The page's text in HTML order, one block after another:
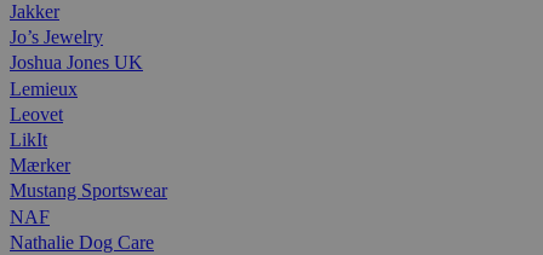
Jakker
Jo’s Jewelry
Joshua Jones UK
Lemieux
Leovet
LikIt
Mærker
Mustang Sportswear
NAF
Nathalie Dog Care